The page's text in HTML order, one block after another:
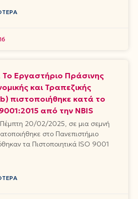
Το Εργαστήριο Πράσινης
και Τραπεζικής
πιστοποιήθηκε κατά το
από την NBIS
Πέμπτη 20/02/2025, σε μια σεμνή
στο Πανεπιστήμιο
τα Πιστοποιητικά ISO 9001